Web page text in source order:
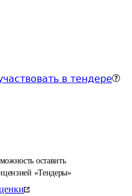
в тендере
оставить
«Тендеры»